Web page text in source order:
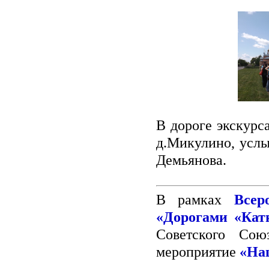
В дороге
д.Микулино,
Демьянова.
В рамках
«Дорогами
Советского
мероприятие